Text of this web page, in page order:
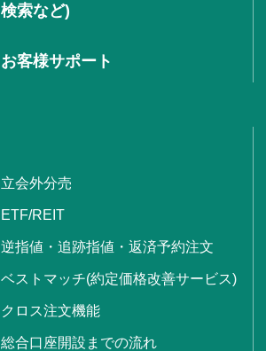
検索など)
お客様サポート
立会外分売
ETF/REIT
逆指値・追跡指値・返済予約注文
ベストマッチ(約定価格改善サービス)
クロス注文機能
総合口座開設までの流れ